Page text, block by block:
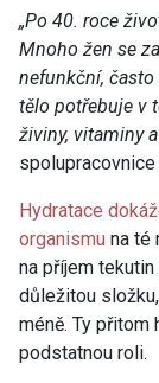
„Po 40. roce
Mnoho žen se
nefunkční, často
tělo potřebuje v
živiny, vitaminy
Hydratace
organismu na té
na příjem
důležitou
méně. Ty přitom
podstatnou roli.